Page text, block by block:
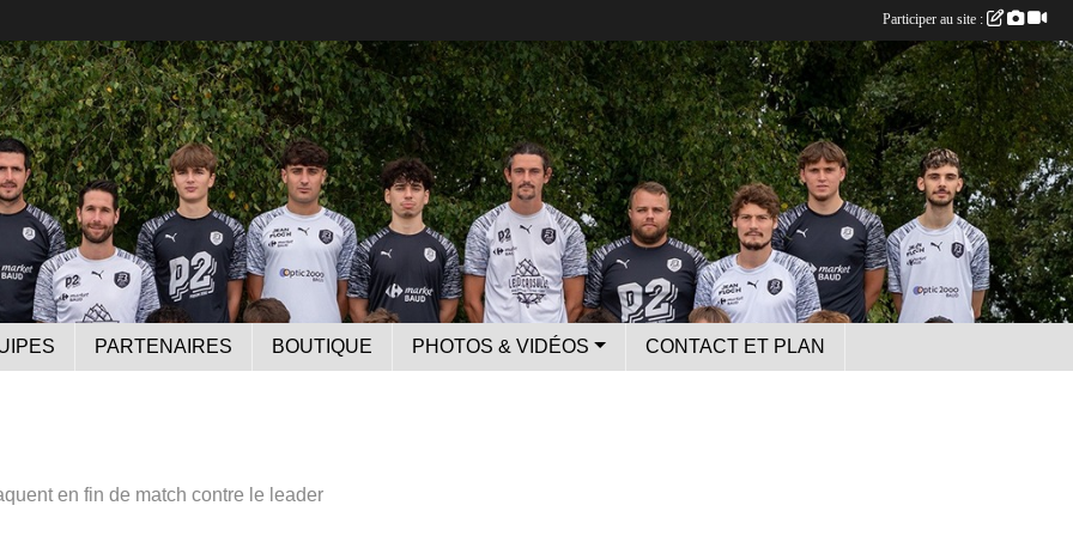
PARTENAIRES BOUTIQUE PHOTOS & VIDÉOS CONTACT ET PLAN
Participer au site :